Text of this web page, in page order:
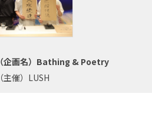
（企画名）Bathing & Poetry
（主催）LUSH